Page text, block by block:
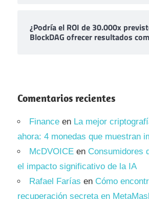
¿Podría el ROI de 30.000x
BlockDAG ofrecer resultados
Comentarios recientes
Finance en La mejor
ahora: 4 monedas que muestran
McDVOICE en Consumidores
el impacto significativo de la IA
Rafael Farías en Cómo
recuperación secreta en